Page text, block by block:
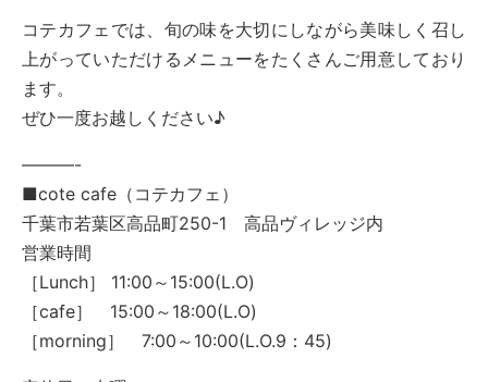
コテカフェでは、旬の味を大切にしながら美味しく召し
上がっていただけるメニューをたくさんご用意しており
ます。
ぜひ一度お越しください♪
———-
■cote cafe（コテカフェ）
千葉市若葉区高品町250-1 高品ヴィレッジ内
営業時間
［Lunch］ 11:00～15:00(L.O)
［cafe］ 15:00～18:00(L.O)
［morning］ 7:00～10:00(L.O.9：45)